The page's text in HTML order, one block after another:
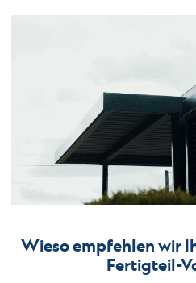
Wieso empfehlen wir
Fertigteil-